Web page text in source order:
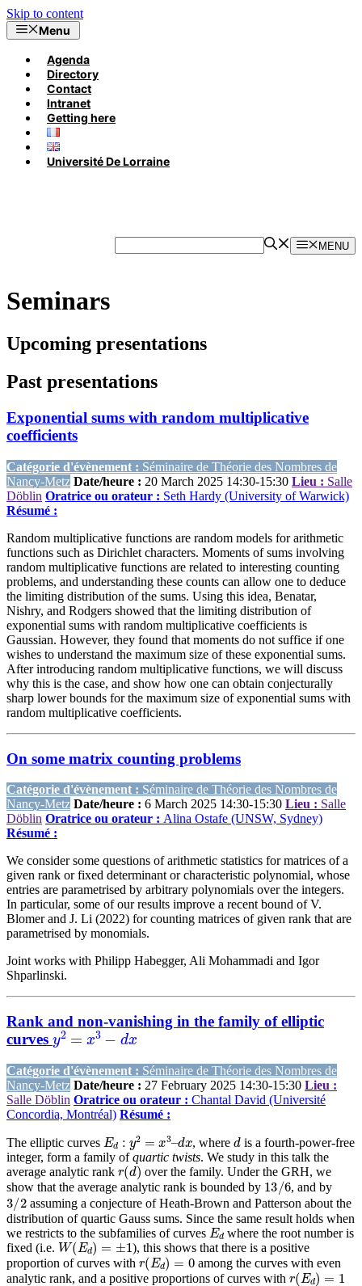
Skip to content
Menu
Agenda
Directory
Contact
Intranet
Getting here
Université De Lorraine
MENU
Seminars
Upcoming presentations
Past presentations
Exponential sums with random multiplicative
coefficients
Catégorie d'évènement : Séminaire de Théorie des Nombres de
Nancy-Metz Date/heure : 20 March 2025 14:30-15:30 Lieu : Salle
Döblin Oratrice ou orateur : Seth Hardy (University of Warwick)
Résumé :
Random multiplicative functions are random models for arithmetic
functions such as Dirichlet characters. Moments of sums involving
random multiplicative functions are related to interesting counting
problems, and understanding these counts can allow one to deduce
the limiting distribution of the sums. Using this idea, Benatar,
Nishry, and Rodgers showed that the limiting distribution of
exponential sums with random multiplicative coefficients is
Gaussian. However, they found that moments do not suffice if one
wishes to understand the maximum size of these exponential sums.
After introducing random multiplicative functions, we will discuss
why this is the case, and show how one can obtain conjecturally
sharp lower bounds for the maximum size of exponential sums with
random multiplicative coefficients.
On some matrix counting problems
Catégorie d'évènement : Séminaire de Théorie des Nombres de
Nancy-Metz Date/heure : 6 March 2025 14:30-15:30 Lieu : Salle
Döblin Oratrice ou orateur : Alina Ostafe (UNSW, Sydney)
Résumé :
We consider some questions of arithmetic statistics for matrices of a
given rank or fixed determinant or characteristic polynomial, whose
entries are parametrised by arbitrary polynomials over the integers.
In particular, some of our results improve a recent bound of V.
Blomer and J. Li (2022) for counting matrices of given rank that are
parametrised by monomials.
Joint works with Philipp Habegger, Ali Mohammadi and Igor
Shparlinski.
Rank and non-vanishing in the family of elliptic
curves y2=x3−dx
Catégorie d'évènement : Séminaire de Théorie des Nombres de
Nancy-Metz Date/heure : 27 February 2025 14:30-15:30 Lieu :
Salle Döblin Oratrice ou orateur : Chantal David (Université
Concordia, Montréal) Résumé :
The elliptic curves Ed 2= –d , where dis a fourth-power-free
integer, form a family ofquartic twists. We study in this talk the
average analytic rank r(d) over the family. Under the GRH, we
show that the average analytic rank is bounded by 13 /6, and by
3/2assuming a conjecture of Heath-Brown and Patterson about the
distribution of quartic Gauss sums. Since the same result holds when
we restricts to the subfamilies of curves Edwhere the root number is
fixed (i.e. W(Ed) =±1
), this shows that there is a positive
proportion of curves with
(Ed )=0
among the curves with even
analytic rank, and a positive proportions of curves with r(Ed)=1